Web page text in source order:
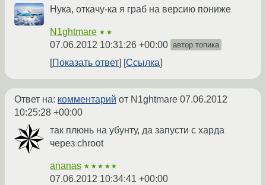
Нука, откачу-ка я граб на версию пониже
N1ghtmare ★★
07.06.2012 10:31:26 +00:00 автор топика
Показать ответ Ссылка
Ответ на: комментарий от N1ghtmare 07.06.2012
10:25:28 +00:00
так плюнь на убунту, да запусти с харда
через chroot
ananas ★★★★★
07.06.2012 10:34:41 +00:00